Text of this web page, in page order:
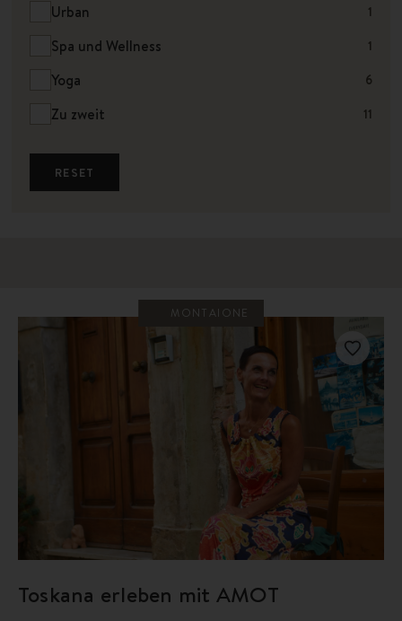
Urban 1
Spa und Wellness 1
Yoga 6
Zu zweit 11
RESET
MONTAIONE
Toskana erleben mit AMOT